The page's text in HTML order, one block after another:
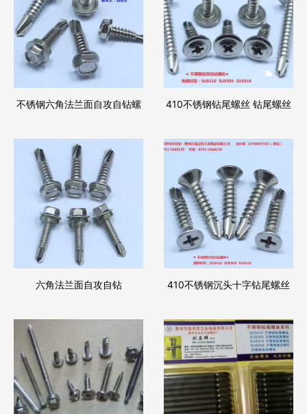
不锈钢六角法兰面自攻自钻螺
410不锈钢钻尾螺丝 钻尾螺丝
六角法兰面自攻自钻 410不锈钢沉头十字钻尾螺丝